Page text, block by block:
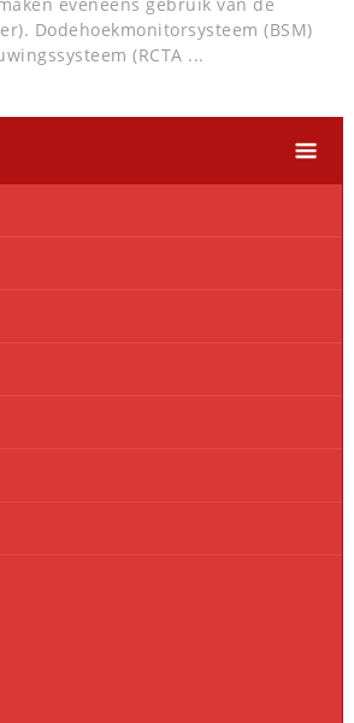
Dodehoekmonitorsysteem (BSM)
(RCTA ...